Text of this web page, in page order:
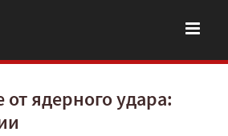
от ядерного удара: